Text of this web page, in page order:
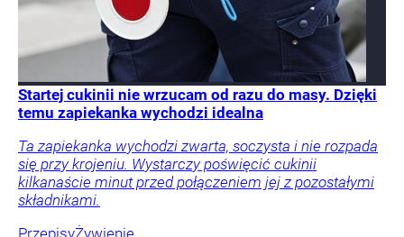
Startej cukinii nie wrzucam od razu do masy. Dzięki
temu zapiekanka wychodzi idealna
Ta zapiekanka wychodzi zwarta, soczysta i nie rozpada
się przy krojeniu. Wystarczy poświęcić cukinii
kilkanaście minut przed połączeniem jej z pozostałymi
składnikami.
PrzepisyŻywienie